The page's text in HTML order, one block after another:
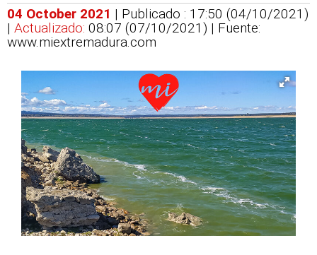
04 October 2021 | Publicado : 17:50 (04/10/2021)
| Actualizado: 08:07 (07/10/2021) | Fuente:
www.miextremadura.com